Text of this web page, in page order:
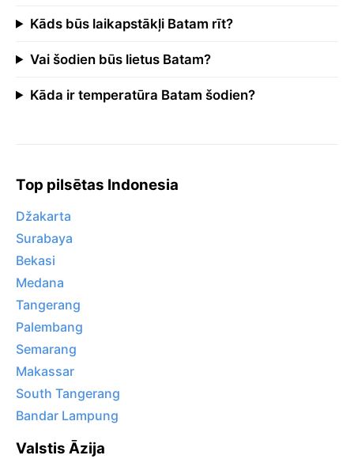
Kāds būs laikapstākļi Batam rīt?
Vai šodien būs lietus Batam?
Kāda ir temperatūra Batam šodien?
Top pilsētas Indonesia
Džakarta
Surabaya
Bekasi
Medana
Tangerang
Palembang
Semarang
Makassar
South Tangerang
Bandar Lampung
Valstis Āzija